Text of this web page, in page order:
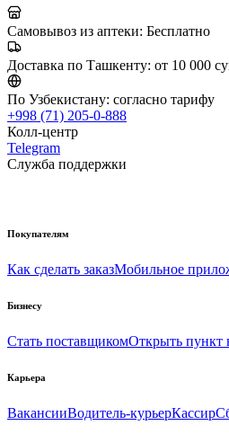
Самовывоз из аптеки: Бесплатно
Доставка по Ташкенту: от 10 000
По Узбекистану: согласно тарифу
+998 (71) 205-0-888
Колл-центр
Telegram
Служба поддержки
Покупателям
Как сделать заказМобильное
Бизнесу
Стать поставщикомОткрыть пункт
Карьера
ВакансииВодитель-курьерКассир